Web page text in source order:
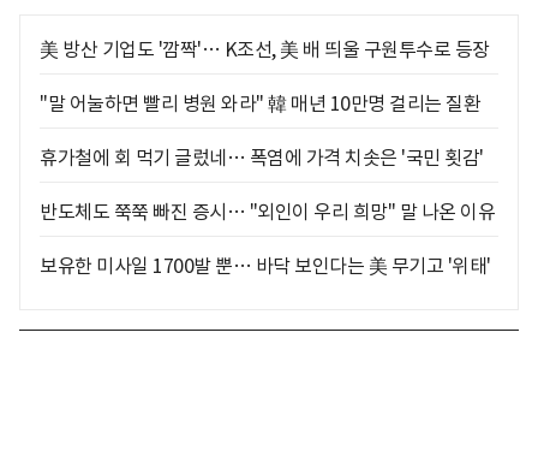
美 방산 기업도 '깜짝'… K조선, 美 배 띄울 구원투수로 등장
"말 어눌하면 빨리 병원 와라" 韓 매년 10만명 걸리는 질환
휴가철에 회 먹기 글렀네… 폭염에 가격 치솟은 '국민 횟감'
반도체도 쭉쭉 빠진 증시… "외인이 우리 희망" 말 나온 이유
보유한 미사일 1700발 뿐… 바닥 보인다는 美 무기고 '위태'